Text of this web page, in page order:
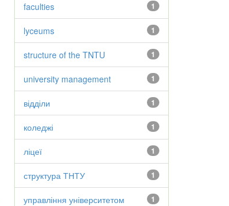
1
faculties
1
lyceums
1
structure of the TNTU
1
university management
1
відділи
1
коледжі
1
ліцеї
1
структура ТНТУ
1
управління університетом